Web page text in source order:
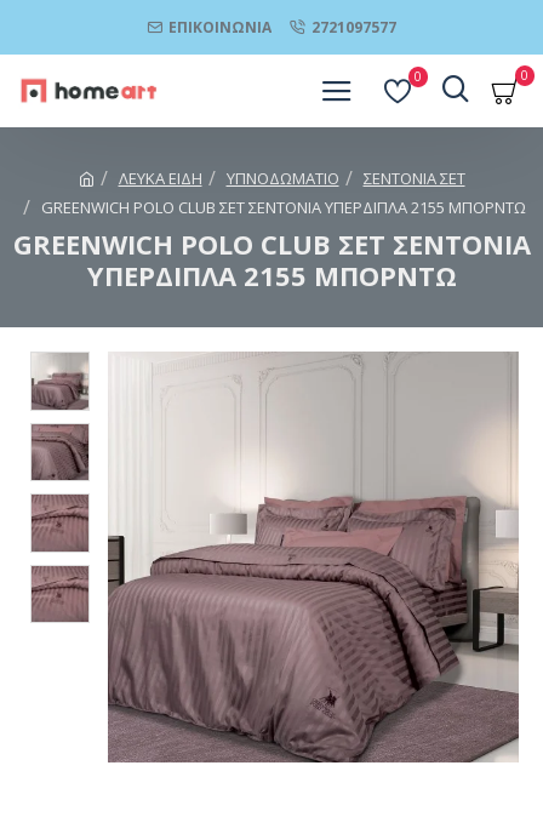
ΕΠΙΚΟΙΝΩΝΊΑ 2721097577
0 0
ΛΕΥΚΑ ΕΙΔΗ ΥΠΝΟΔΩΜΑΤΙΟ
ΣΕΝΤΟΝΙΑ ΣΕΤ
GREENWICH POLO CLUB ΣΕΤ ΣΕΝΤΟΝΙΑ ΥΠΕΡΔΙΠΛΑ 2155 ΜΠΟΡΝΤΩ
GREENWICH POLO CLUB ΣΕΤ ΣΕΝΤΟΝΙΑ
ΥΠΕΡΔΙΠΛΑ 2155 ΜΠΟΡΝΤΩ